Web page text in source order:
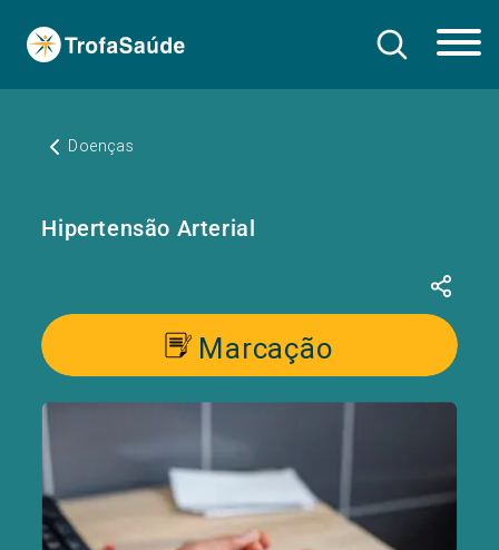
Doenças
Hipertensão Arterial
Marcação